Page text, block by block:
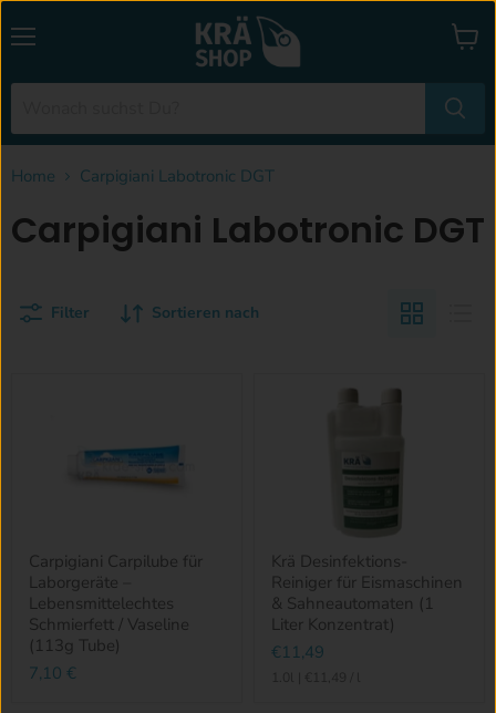
Home Carpigiani Labotronic DGT
Carpigiani Labotronic DGT
Filter Sortieren nach
Carpigiani Carpilube für
Laborgeräte –
Lebensmittelechtes
Schmierfett / Vaseline
(113g Tube)
7,10 €
Krä Desinfektions-
Reiniger für Eismaschinen
& Sahneautomaten (1
Liter Konzentrat)
€11,49